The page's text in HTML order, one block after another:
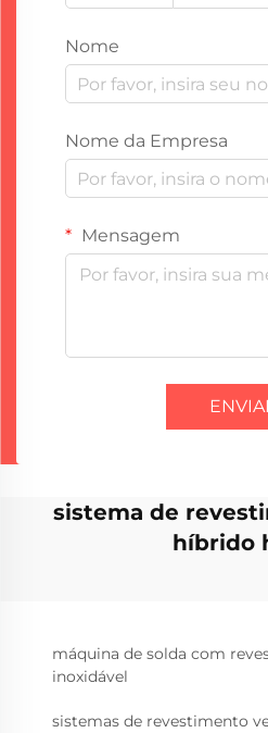
Nome
Nome da Empresa
Mensagem
sistema de
híbrido
máquina de solda com
inoxidável
sistemas de revestimento